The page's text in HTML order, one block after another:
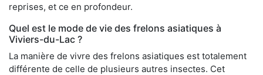
reprises, et ce en profondeur.
Quel est le mode de vie des frelons asiatiques à
Viviers-du-Lac ?
La manière de vivre des frelons asiatiques est totalement
différente de celle de plusieurs autres insectes. Cet